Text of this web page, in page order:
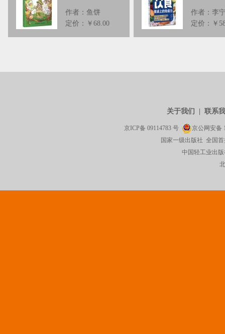
作者：鱼饼
定价：￥68.00
作者：李
定价：￥
关于我们 联系
京ICP备 09114783 号 京公网安备
国家一级出版社 全国
中国轻工业出版